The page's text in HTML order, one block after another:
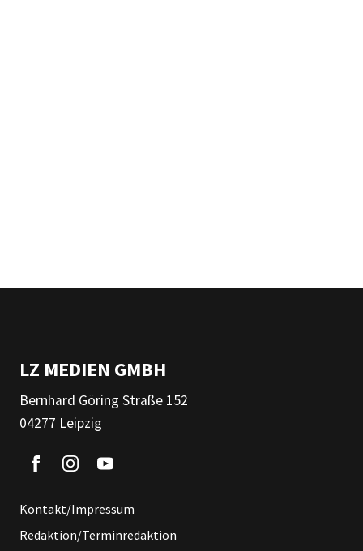
LZ MEDIEN GMBH
Bernhard Göring Straße 152
04277 Leipzig
Kontakt/Impressum
Redaktion/Terminredaktion